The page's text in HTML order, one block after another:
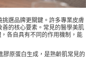
選品牌更關鍵。許多專業皮膚
的核心要素。常見的醫學美肌
，各自具有不同的作用機制，能
膠原蛋白生成，是熟齡肌常見的